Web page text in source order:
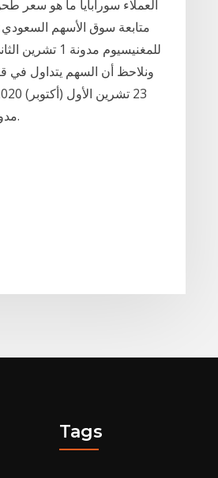
العملاء سورابايا ما هو سعر
متابعة سوق الأسهم
ونلاحظ أن السهم يتداول في
مدونتي الأولى بسبب مطرقة جوجل ويبدو أن البدء الآن في كل شيء كأنه جبل.
Tags